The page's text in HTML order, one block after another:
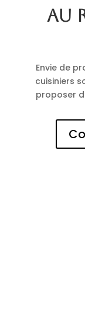
au
Envie de
cuisiniers
proposer